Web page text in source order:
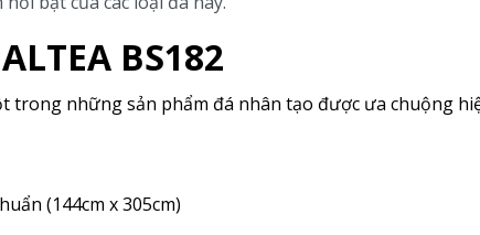
BS182
trong những sản phẩm đá nhân tạo được ưa chuộng
(144cm x 305cm)